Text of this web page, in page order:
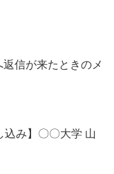
信が来たときのメ
込み】〇〇大学 山